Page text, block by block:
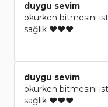
duygu sevim
okurken bitmesini
sağlık ❤❤❤
duygu sevim
okurken bitmesini
sağlık ❤❤❤